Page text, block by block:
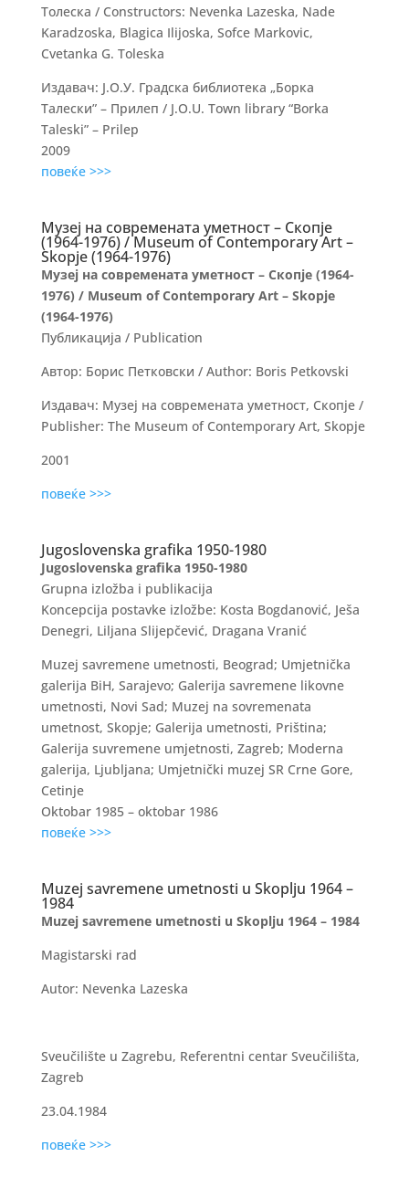
Толеска / Constructors: Nevenka Lazeska, Nade
Karadzoska, Blagica Ilijoska, Sofce Markovic,
Cvetanka G. Toleska
Издавач: Ј.О.У. Градска библиотека „Борка
Талески” – Прилеп / J.O.U. Town library “Borka
Taleski” – Prilep
2009
повеќе >>>
Музеј на современата уметност – Скопје
(1964-1976) / Museum of Contemporary Art –
Skopjе (1964-1976)
Музеј на современата уметност – Скопје (1964-
1976) / Museum of Contemporary Art – Skopjе
(1964-1976)
Публикација / Publication
Автор: Борис Петковски / Author: Boris Petkovski
Издавач: Музеј на современата уметност, Скопје /
Publisher: The Museum of Contemporary Art, Skopje
2001
повеќе >>>
Jugoslovenska grafika 1950-1980
Jugoslovenska grafika 1950-1980
Grupna izložba i publikacija
Koncepcija postavke izložbe: Kosta Bogdanović, Ješa
Denegri, Liljana Slijepčević, Dragana Vranić
Muzej savremene umetnosti, Beograd; Umjetnička
galerija BiH, Sarajevo; Galerija savremene likovne
umetnosti, Novi Sad; Muzej na sovremenata
umetnost, Skopje; Galerija umetnosti, Priština;
Galerija suvremene umjetnosti, Zagreb; Moderna
galerija, Ljubljana; Umjetnički muzej SR Crne Gore,
Cetinje
Oktobar 1985 – oktobar 1986
повеќе >>>
Muzej savremene umetnosti u Skoplju 1964 –
1984
Muzej savremene umetnosti u Skoplju 1964 – 1984
Magistarski rad
Autor: Nevenka Lazeska
Sveučilište u Zagrebu, Referentni centar Sveučilišta,
Zagreb
23.04.1984
повеќе >>>